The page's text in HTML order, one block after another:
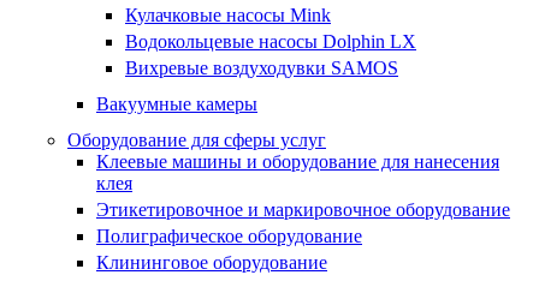
Кулачковые насосы Mink
Водокольцевые насосы Dolphin LX
Вихревые воздуходувки SAMOS
Вакуумные камеры
Оборудование для сферы услуг
Клеевые машины и оборудование для нанесения
клея
Этикетировочное и маркировочное оборудование
Полиграфическое оборудование
Клининговое оборудование